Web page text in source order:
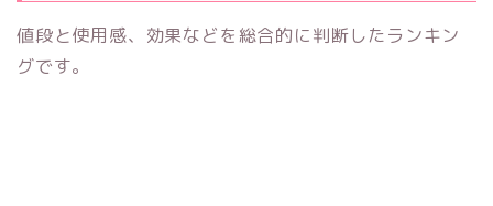
値段と使用感、効果などを総合的に判断したランキン
グです。